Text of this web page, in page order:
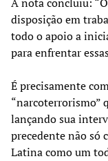
disposição em
todo o apoio a
para enfrentar
É precisamente
“narcoterrorismo”
lançando sua
precedente não só
Latina como um